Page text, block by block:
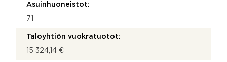
Asuinhuoneistot:
71
Taloyhtiön vuokratuotot:
15 324,14 €